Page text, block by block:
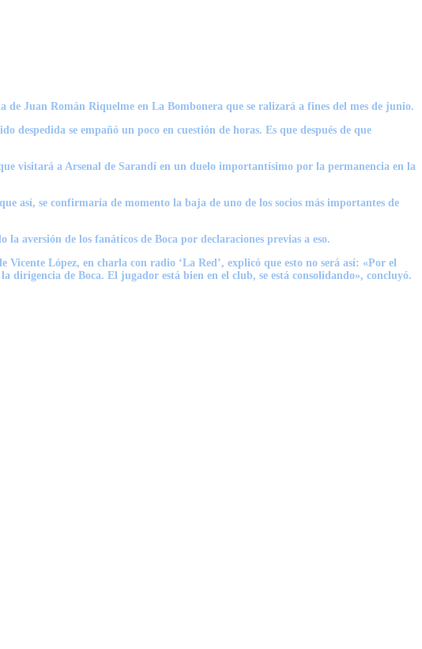
Juan Román Riquelme en La Bombonera que se ralizará a fines del mes de junio.
se empañó un poco en cuestión de horas. Es que después de que
visitará a Arsenal de Sarandí en un duelo importantísimo por la permanencia en la
así, se confirmaría de momento la baja de uno de los socios más importantes de
aversión de los fanáticos de Boca por declaraciones previas a eso.
López, en charla con radio ‘La Red’, explicó que esto no será así: «Por el
de Boca. El jugador está bien en el club, se está consolidando», concluyó.